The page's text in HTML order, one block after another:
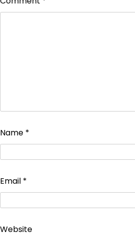
Name *
Email *
Website